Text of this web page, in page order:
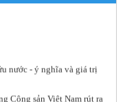
Cộng sản Việt Nam rút ra